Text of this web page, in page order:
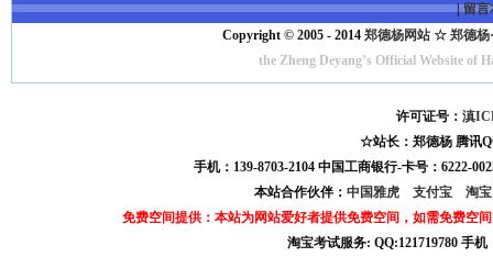
|留言
Copyright © 2005 - 2014 郑德杨网站 ☆ 郑德杨
the Zheng Deyang’s Official Website
许可证号：滇
☆站长：郑德杨 腾讯
手机：139-8703-2104 中国工商银行-卡号：6222-
本站合作伙伴： 中国雅虎 支付宝
淘
免费空间提供：本站为网站爱好者提供免费空间，如需免费空
淘宝考试服务: QQ:121719780 手